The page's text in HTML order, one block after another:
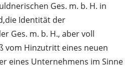
Ges. m. b. H. in
Identität der
Ges. m. b. H., aber voll
vom Hinzutritt eines neuen
eines Unternehmens im Sinne